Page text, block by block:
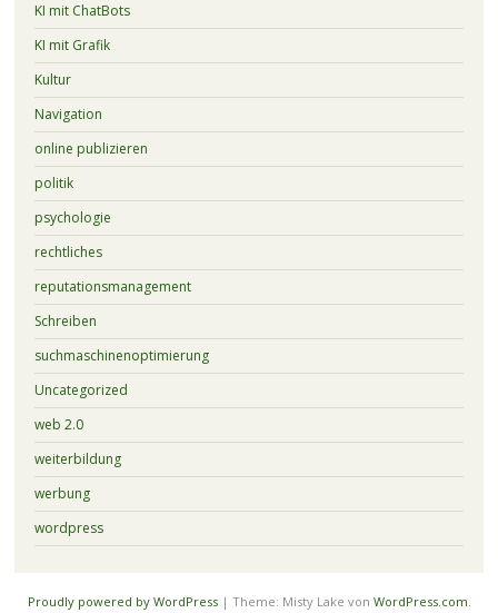
KI mit ChatBots
KI mit Grafik
Kultur
Navigation
online publizieren
politik
psychologie
rechtliches
reputationsmanagement
Schreiben
suchmaschinenoptimierung
Uncategorized
web 2.0
weiterbildung
werbung
wordpress
Proudly powered by WordPress | Theme: Misty Lake von WordPress.com.